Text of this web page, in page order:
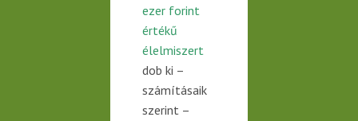
ezer forint
értékű
élelmiszert
dob ki –
számításaik
szerint –